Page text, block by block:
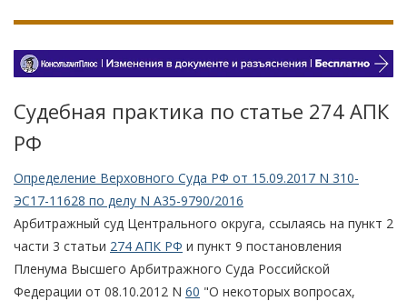
Судебная практика по статье 274 АПК
РФ
Определение Верховного Суда РФ от 15.09.2017 N 310-
ЭС17-11628 по делу N А35-9790/2016
Арбитражный суд Центрального округа, ссылаясь на пункт 2
части 3 статьи 274 АПК РФ и пункт 9 постановления
Пленума Высшего Арбитражного Суда Российской
Федерации от 08.10.2012 N 60 "О некоторых вопросах,